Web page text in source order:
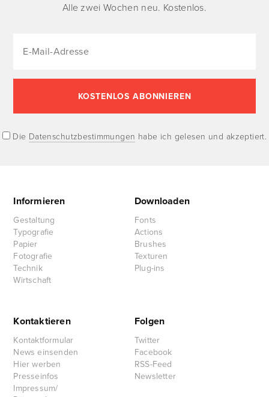
Alle zwei Wochen neu. Kostenlos.
Die Datenschutzbestimmungen habe ich gelesen und akzeptiert.
Informieren
Gestaltung
Typografie
Papier
Fotografie
Technik
Wirtschaft
Downloaden
Fonts
Actions
Brushes
Texturen
Plug-ins
Kontaktieren
Kontaktformular
News einsenden
Hier werben
Presseinfos
Impressum/
Folgen
Twitter
Facebook
RSS-Feed
Newsletter